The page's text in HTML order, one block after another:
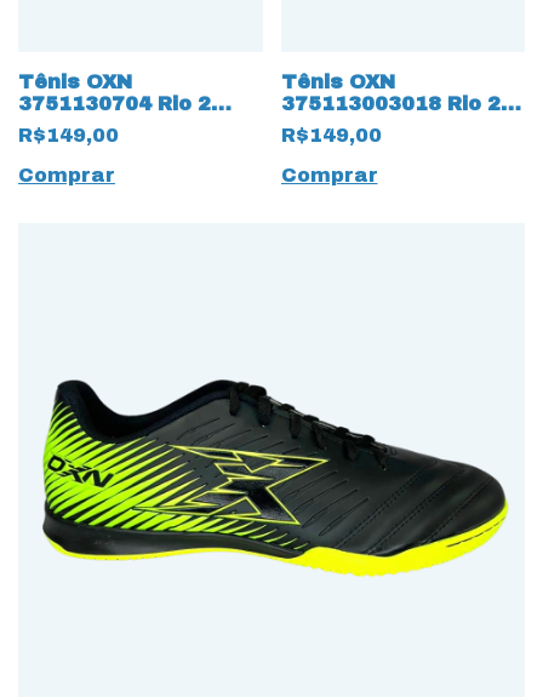
Tênis OXN
3751130704 Rio 2
Futsal 17342 Preto
R$149,00
Comprar
Tênis OXN
375113003018 Rio 2
Futsal 17340 Branco
R$149,00
Comprar